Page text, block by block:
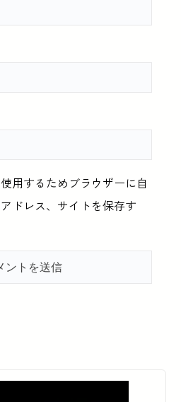
用するためブラウザーに自
ドレス、サイトを保存す